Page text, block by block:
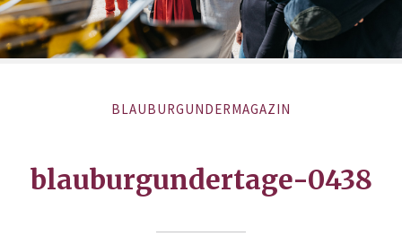
BLAUBURGUNDERMAGAZIN
blauburgundertage-0438